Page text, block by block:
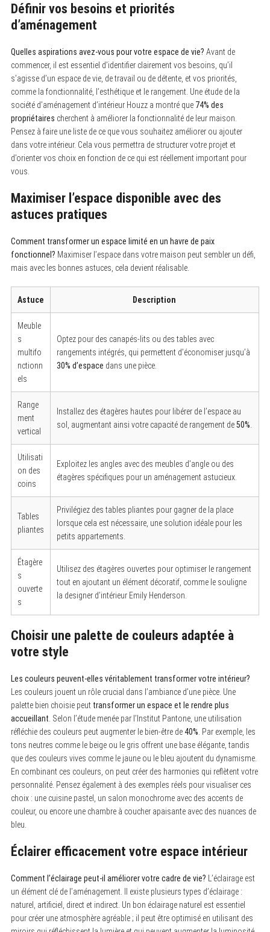
Définir vos besoins et priorités
d’aménagement
Quelles aspirations avez-vous pour votre espace de vie? Avant de
commencer, il est essentiel d’identifier clairement vos besoins, qu’il
s’agisse d’un espace de vie, de travail ou de détente, et vos priorités,
comme la fonctionnalité, l’esthétique et le rangement. Une étude de la
société d’aménagement d’intérieur Houzz a montré que 74% des
propriétaires cherchent à améliorer la fonctionnalité de leur maison.
Pensez à faire une liste de ce que vous souhaitez améliorer ou ajouter
dans votre intérieur. Cela vous permettra de structurer votre projet et
d’orienter vos choix en fonction de ce qui est réellement important pour
vous.
Maximiser l’espace disponible avec des
astuces pratiques
Comment transformer un espace limité en un havre de paix
fonctionnel? Maximiser l’espace dans votre maison peut sembler un défi,
mais avec les bonnes astuces, cela devient réalisable.
Astuce Description
Meuble
s
multifo
nctionn
els
Optez pour des canapés-lits ou des tables avec
rangements intégrés, qui permettent d’économiser jusqu’à
30% d’espace dans une pièce.
Range
ment
vertical
Installez des étagères hautes pour libérer de l’espace au
sol, augmentant ainsi votre capacité de rangement de50%
Utilisati
on des
coins
Exploitez les angles avec des meubles d’angle ou des
étagères spécifiques pour un aménagement astucieux.
Tables
pliantes
Privilégiez des tables pliantes pour gagner de la place
lorsque cela est nécessaire, une solution idéale pour les
petits appartements.
Étagère
s
ouverte
s
Utilisez des étagères ouvertes pour optimiser le rangement
tout en ajoutant un élément décoratif, comme le souligne
la designer d’intérieur Emily Henderson.
Choisir une palette de couleurs adaptée à
votre style
Les couleurs peuvent-elles véritablement transformer votre intérieur?
Les couleurs jouent un rôle crucial dans l’ambiance d’une pièce. Une
palette bien choisie peut transformer un espace et le rendre plus
accueillant . Selon l’étude menée par l’Institut Pantone, une utilisation
réfléchie des couleurs peut augmenter le bien-être de 40% . Par exemple, les
tons neutres comme le beige ou le gris offrent une base élégante, tandis
que des couleurs vives comme le jaune ou le bleu ajoutent du dynamisme.
En combinant ces couleurs, on peut créer des harmonies qui reflètent votre
personnalité. Pensez également à des exemples réels pour visualiser ces
choix : une cuisine pastel, un salon monochrome avec des accents de
couleur, ou encore une chambre à coucher apaisante avec des nuances de
bleu.
Éclairer efficacement votre espace intérieur
Comment l’éclairage peut-il améliorer votre cadre de vie? L’éclairage est
un élément clé de l’aménagement. Il existe plusieurs types d’éclairage :
naturel, artificiel, direct et indirect. Un bon éclairage naturel est essentiel
pour créer une atmosphère agréable ; il peut être optimisé en utilisant des
S
e
r
o